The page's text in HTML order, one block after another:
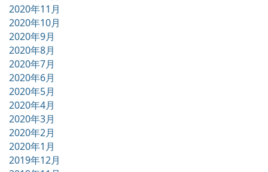
2020年11月
2020年10月
2020年9月
2020年8月
2020年7月
2020年6月
2020年5月
2020年4月
2020年3月
2020年2月
2020年1月
2019年12月